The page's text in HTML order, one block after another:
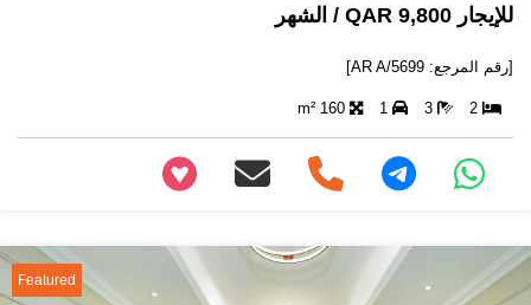
للإيجار 9,800 QAR / الشهر
[رقم المرجع: AR A/5699]
2
3
1
160 m²
Featured